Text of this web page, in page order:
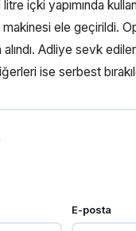
içki yapımında
ele geçirildi.
alındı. Adliye sevk
ise serbest
E-posta